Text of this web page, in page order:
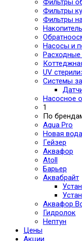
Фильтры
Фильтры
Фильтры
Насосы и
Расходные
UV
Системы
Насосное
1
По
Aqua Pro
Новая вода
Гейзер
Аквафор
Atoll
Барьер
Аквабрайт
Аквафор
Гидролок
Нептун
Цены
Акции